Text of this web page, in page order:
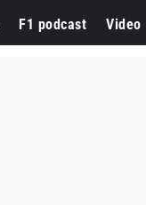
F1 podcast Video